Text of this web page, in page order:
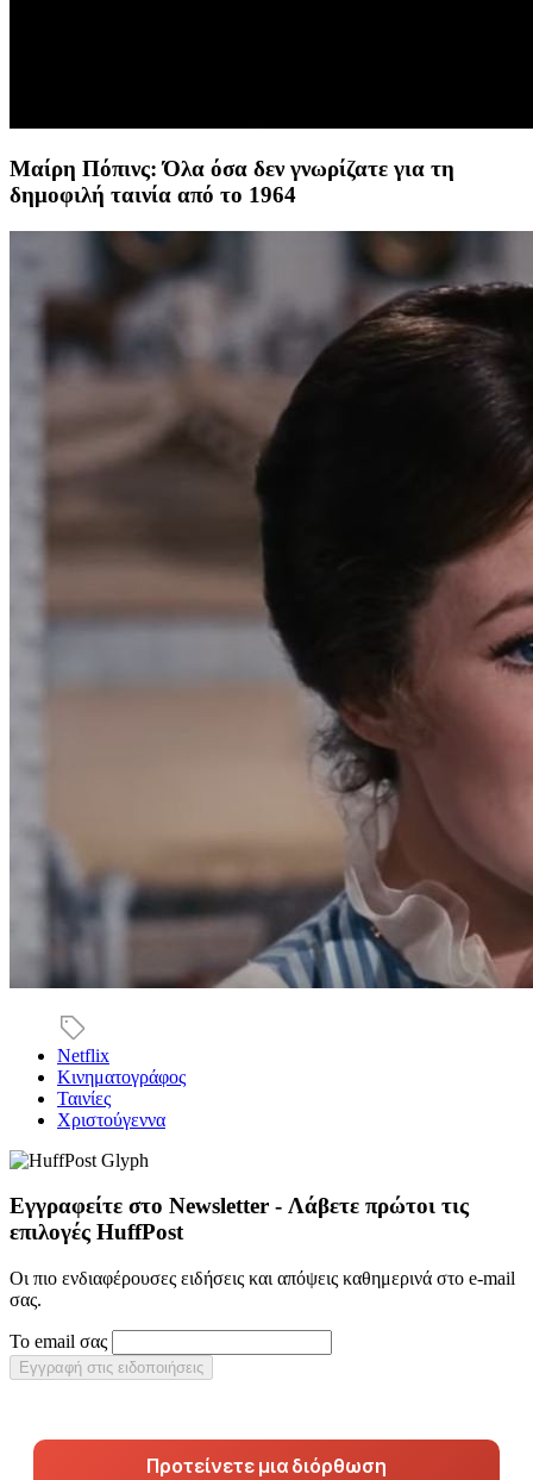
Μαίρη Πόπινς: Όλα όσα δεν γνωρίζατε για τη
δημοφιλή ταινία από το 1964
Netflix
Κινηματογράφος
Ταινίες
Χριστούγεννα
Εγγραφείτε στο Newsletter - Λάβετε πρώτοι τις
επιλογές HuffPost
Οι πιο ενδιαφέρουσες ειδήσεις και απόψεις καθημερινά στο e-mail
σας.
Το email σας
Εγγραφή στις ειδοποιήσεις
Προτείνετε μια διόρθωση